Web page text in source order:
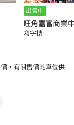
出售中
旺角嘉富商業
寫字樓
，有關售價的單位供